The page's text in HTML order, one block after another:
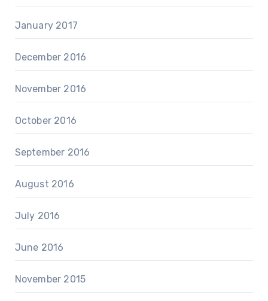
January 2017
December 2016
November 2016
October 2016
September 2016
August 2016
July 2016
June 2016
November 2015